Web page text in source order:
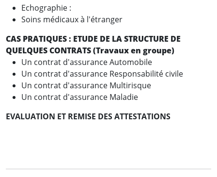
Echographie :
Soins médicaux à l'étranger
CAS PRATIQUES : ETUDE DE LA STRUCTURE DE
QUELQUES CONTRATS (Travaux en groupe)
Un contrat d'assurance Automobile
Un contrat d'assurance Responsabilité civile
Un contrat d'assurance Multirisque
Un contrat d'assurance Maladie
EVALUATION ET REMISE DES ATTESTATIONS